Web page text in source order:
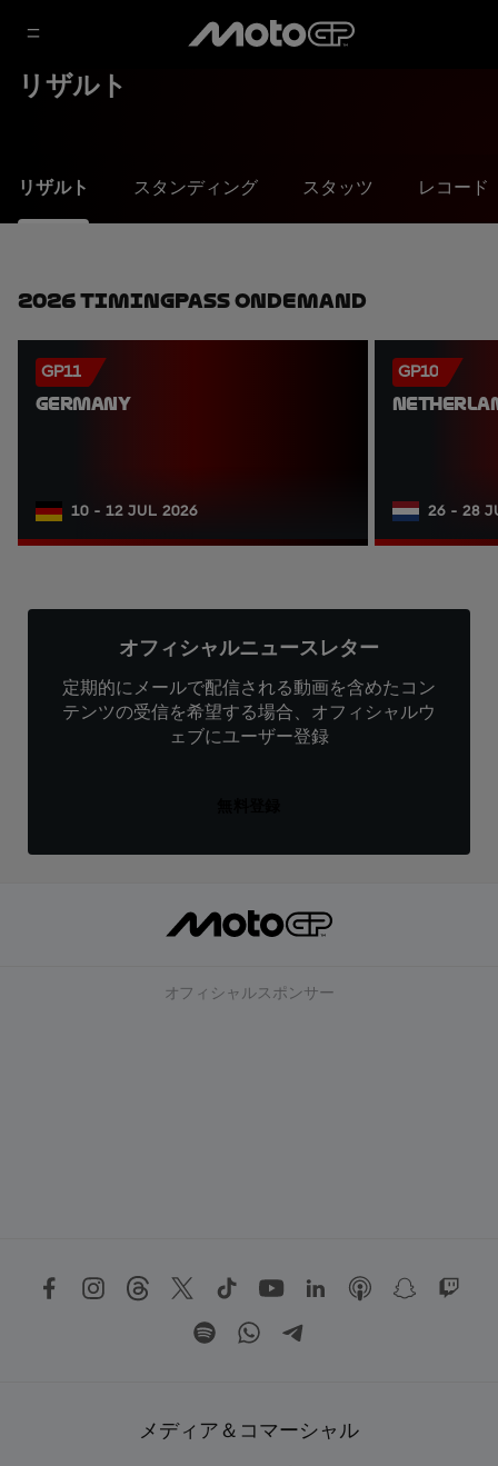
リザルト
リザルト スタンディング スタッツ レコード
2026 TimingPass OnDemand
GP11
GERMANY
10 - 12 JUL 2026
GP10
26 - 28
オフィシャルニュースレター
定期的にメールで配信される動画を含めたコン
テンツの受信を希望する場合、オフィシャルウ
ェブにユーザー登録
オフィシャルスポンサー
メディア＆コマーシャル